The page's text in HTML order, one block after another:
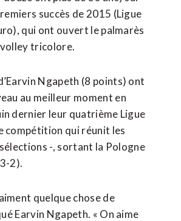
succès de 2015 (Ligue
qui ont ouvert le palmarès
tricolore.
Ngapeth (8 points) ont
au meilleur moment en
dernier leur quatrième Ligue
compétition qui réunit les
-, sortant la Pologne
2).
quelque chose de
Earvin Ngapeth. « On aime